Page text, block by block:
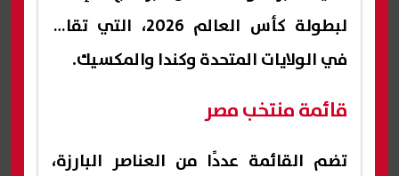
لبطولة كأس العالم 2026، التي تقام
في الولايات المتحدة وكندا والمكسيك.
قائمة منتخب مصر
تضم القائمة عددًا من العناصر البارزة،